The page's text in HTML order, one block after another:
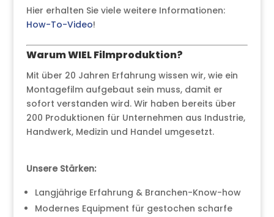
Hier erhalten Sie viele weitere Informationen:
How-To-Video!
Warum WIEL Filmproduktion?
Mit über 20 Jahren Erfahrung wissen wir, wie ein
Montagefilm aufgebaut sein muss, damit er
sofort verstanden wird. Wir haben bereits über
200 Produktionen für Unternehmen aus Industrie,
Handwerk, Medizin und Handel umgesetzt.
Unsere Stärken:
Langjährige Erfahrung & Branchen-Know-how
Modernes Equipment für gestochen scharfe